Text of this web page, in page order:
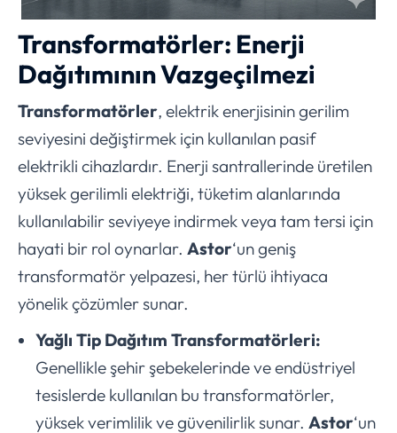
Transformatörler: Enerji
Dağıtımının Vazgeçilmezi
Transformatörler, elektrik enerjisinin gerilim
seviyesini değiştirmek için kullanılan pasif
elektrikli cihazlardır. Enerji santrallerinde üretilen
yüksek gerilimli elektriği, tüketim alanlarında
kullanılabilir seviyeye indirmek veya tam tersi için
hayati bir rol oynarlar. Astor‘un geniş
transformatör yelpazesi, her türlü ihtiyaca
yönelik çözümler sunar.
Yağlı Tip Dağıtım Transformatörleri:
Genellikle şehir şebekelerinde ve endüstriyel
tesislerde kullanılan bu transformatörler,
yüksek verimlilik ve güvenilirlik sunar. Astor‘un